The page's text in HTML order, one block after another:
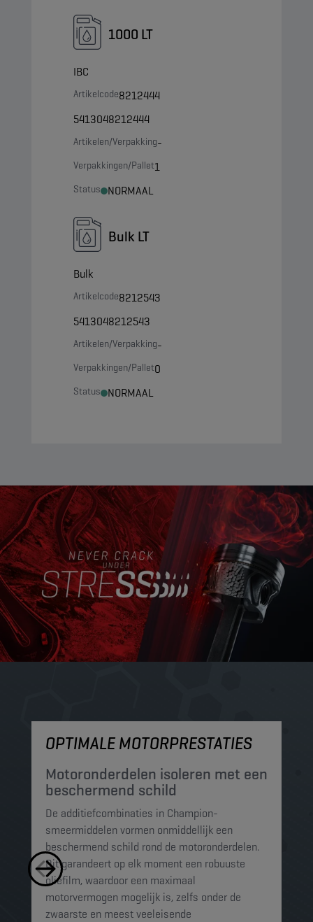
1000 LT
IBC
Artikelcode8212444
5413048212444
Artikelen/Verpakking-
Verpakkingen/Pallet1
Status NORMAAL
Bulk LT
Bulk
Artikelcode8212543
5413048212543
Artikelen/Verpakking-
Verpakkingen/Pallet0
Status NORMAAL
OPTIMALE MOTORPRESTATIES
Motoronderdelen isoleren met een
beschermend schild
De additiefcombinaties in Champion-
smeermiddelen vormen onmiddellijk een
beschermend schild rond de motoronderdelen.
Dit garandeert op elk moment een robuuste
oliefilm, waardoor een maximaal
motorvermogen mogelijk is, zelfs onder de
zwaarste en meest veeleisende